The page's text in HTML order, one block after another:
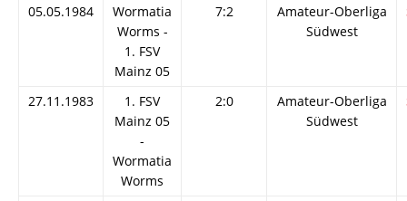
05.05.1984
Wormatia
Worms -
1. FSV
Mainz 05
7:2
Amateur-Oberliga
Südwest
27.11.1983
1. FSV
Mainz 05
-
Wormatia
Worms
2:0
Amateur-Oberliga
Südwest